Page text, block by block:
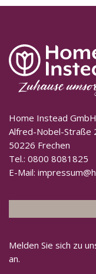
Home Instead GmbH
Alfred-Nobel-Straße
50226 Frechen
Tel.: 0800 8081825
E-Mail:
Melden Sie sich zu
an.